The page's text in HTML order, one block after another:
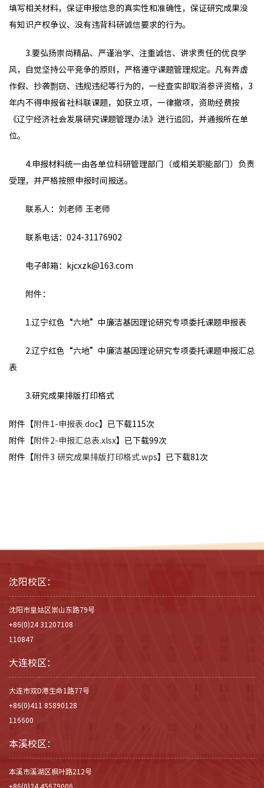
填写相关材料，保证申报信息的真实性和准确性，保证研究成果没
有知识产权争议、没有违背科研诚信要求的行为。
3.要弘扬崇尚精品、严谨治学、注重诚信、讲求责任的优良学
风，自觉坚持公平竞争的原则，严格遵守课题管理规定。凡有弄虚
作假、抄袭剽窃、违规违纪等行为的，一经查实即取消参评资格，3
年内不得申报省社科联课题，如获立项，一律撤项，资助经费按
《辽宁经济社会发展研究课题管理办法》进行追回，并通报所在单
位。
4.申报材料统一由各单位科研管理部门（或相关职能部门）负责
受理，并严格按照申报时间报送。
联系人：刘老师 王老师
联系电话：024-31176902
电子邮箱：kjcxzk@163.com
附件：
1.辽宁红色“六地”中廉洁基因理论研究专项委托课题申报表
2.辽宁红色“六地”中廉洁基因理论研究专项委托课题申报汇总
表
3.研究成果排版打印格式
附件【 附件1-申报表.doc】已下载115次
附件【 附件2-申报汇总表.xlsx】已下载99次
附件【 附件3 研究成果排版打印格式.wps 】已下载81次
沈阳校区：
沈阳市皇姑区崇山东路79号
+86(0)24 31207108
110847
大连校区：
大连市双D港生命1路77号
+86(0)411 85890128
116600
本溪校区：
本溪市溪湖区枫叶路212号
+86(0)24 45679006